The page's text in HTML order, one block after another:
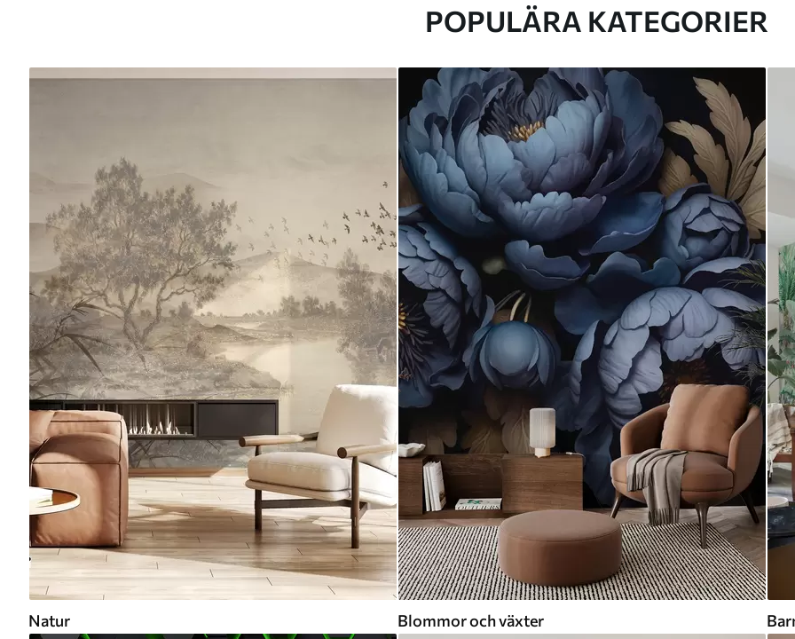
POPULÄRA KATEGORIER
Natur Blommor och växter